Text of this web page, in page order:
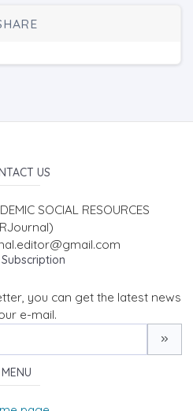
US
SOCIAL RESOURCES
you can get the latest news
e-mail.
MENU